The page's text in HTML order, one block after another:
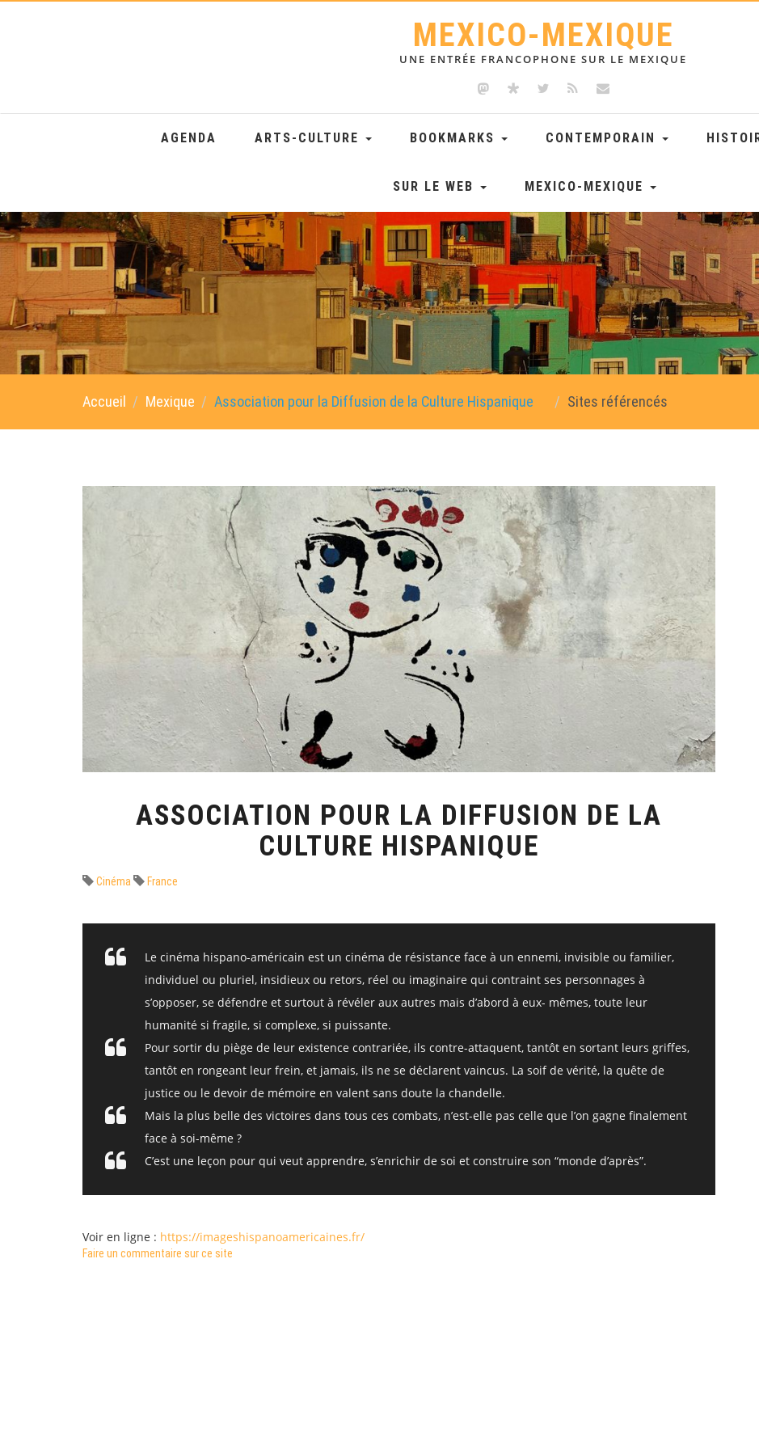
MEXICO-MEXIQUE
UNE ENTRÉE FRANCOPHONE SUR LE MEXIQUE
AGENDA ARTS-CULTURE BOOKMARKS CONTEMPORAIN
SUR LE WEB MEXICO-MEXIQUE
Accueil Mexique Association pour la Diffusion de la Culture Hispanique Sites référencés
ASSOCIATION POUR LA DIFFUSION DE LA
CULTURE HISPANIQUE
Cinéma France
Le cinéma hispano-américain est un cinéma de résistance face à un ennemi, invisible ou familier,
individuel ou pluriel, insidieux ou retors, réel ou imaginaire qui contraint ses personnages à
s’opposer, se défendre et surtout à révéler aux autres mais d’abord à eux- mêmes, toute leur
humanité si fragile, si complexe, si puissante.
Pour sortir du piège de leur existence contrariée, ils contre-attaquent, tantôt en sortant leurs griffes,
tantôt en rongeant leur frein, et jamais, ils ne se déclarent vaincus. La soif de vérité, la quête de
justice ou le devoir de mémoire en valent sans doute la chandelle.
Mais la plus belle des victoires dans tous ces combats, n’est-elle pas celle que l’on gagne finalement
face à soi-même ?
C’est une leçon pour qui veut apprendre, s’enrichir de soi et construire son “monde d’après”.
Voir en ligne : https://imageshispanoamericaines.fr/
Faire un commentaire sur ce site